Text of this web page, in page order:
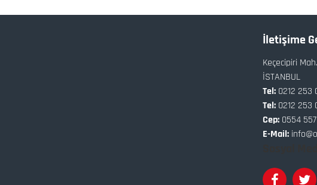
İletişime
Keçecipiri
İSTANBUL
Tel: 0212 253
Tel: 0212 253
Cep: 0554
E-Mail: